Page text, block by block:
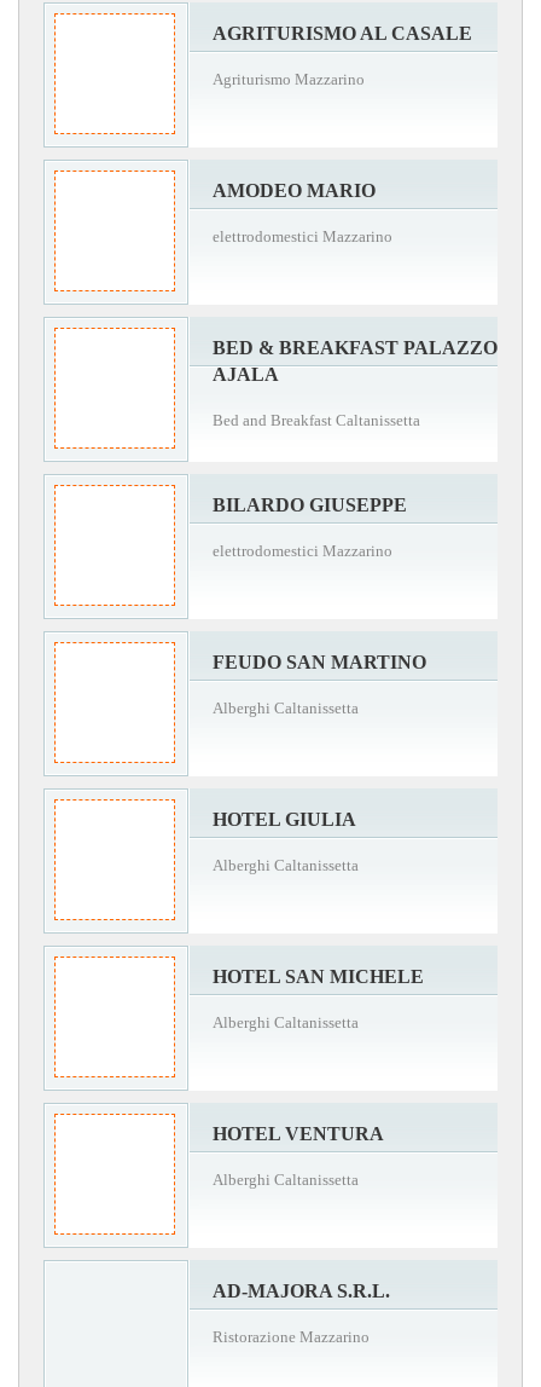
AGRITURISMO AL CASALE
Agriturismo Mazzarino
AMODEO MARIO
elettrodomestici Mazzarino
BED & BREAKFAST PALAZZO
AJALA
Bed and Breakfast Caltanissetta
BILARDO GIUSEPPE
elettrodomestici Mazzarino
FEUDO SAN MARTINO
Alberghi Caltanissetta
HOTEL GIULIA
Alberghi Caltanissetta
HOTEL SAN MICHELE
Alberghi Caltanissetta
HOTEL VENTURA
Alberghi Caltanissetta
AD-MAJORA S.R.L.
Ristorazione Mazzarino